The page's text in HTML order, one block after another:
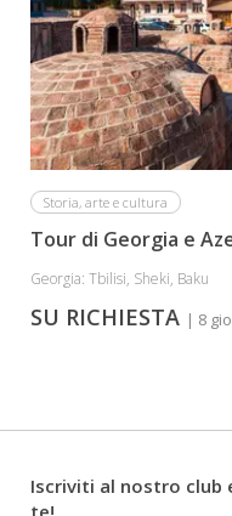
Storia, arte e cultura
Tour di Georgia e
Georgia: Tbilisi, Sheki, Baku
SU RICHIESTA | 8
Iscriviti al nostro club